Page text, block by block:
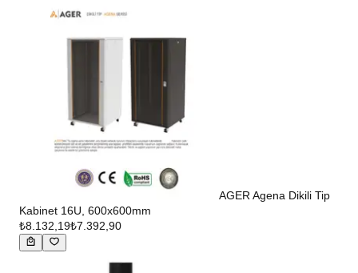
AGER Agena Dikili Tip
Kabinet 16U, 600x600mm
₺8.132,19₺7.392,90